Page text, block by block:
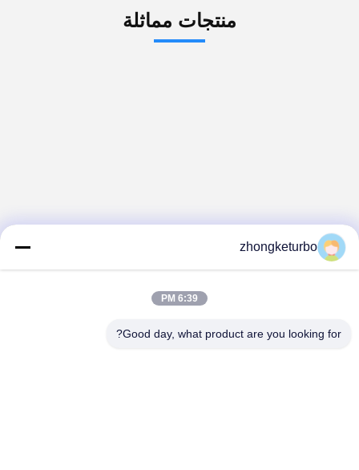
منتجات مماثلة
zhongketurbo
6:39 PM
Good day, what product are you looking for?